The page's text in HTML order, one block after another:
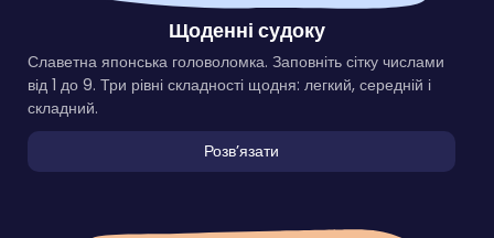
Щоденні судоку
Славетна японська головоломка. Заповніть сітку числами
від 1 до 9. Три рівні складності щодня: легкий, середній і
складний.
Розвʼязати